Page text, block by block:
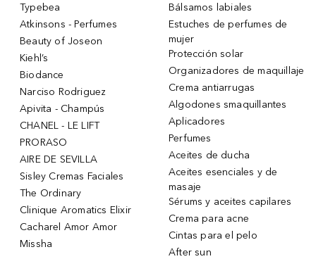
Typebea
Atkinsons - Perfumes
Beauty of Joseon
Kiehl’s
Biodance
Narciso Rodriguez
Apivita - Champús
CHANEL - LE LIFT
PRORASO
AIRE DE SEVILLA
Sisley Cremas Faciales
The Ordinary
Clinique Aromatics Elixir
Cacharel Amor Amor
Missha
Bálsamos labiales
Estuches de perfumes de
mujer
Protección solar
Organizadores de maquillaje
Crema antiarrugas
Algodones smaquillantes
Aplicadores
Perfumes
Aceites de ducha
Aceites esenciales y de
masaje
Sérums y aceites capilares
Crema para acne
Cintas para el pelo
After sun